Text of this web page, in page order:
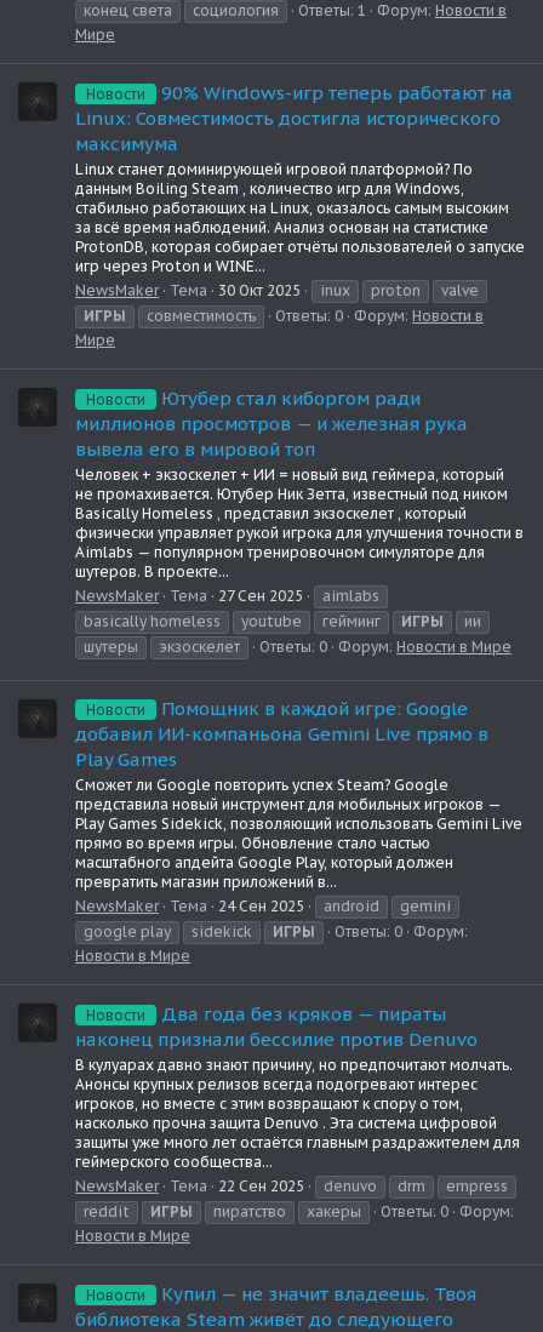
конец света
социология Ответы: 1 Форум: Новости в
Мире
Новости
90% Windows-игр теперь работают на
Linux: Совместимость достигла исторического
максимума
Linux станет доминирующей игровой платформой? По
данным Boiling Steam , количество игр для Windows,
стабильно работающих на Linux, оказалось самым высоким
за всё время наблюдений. Анализ основан на статистике
ProtonDB, которая собирает отчёты пользователей о запуске
игр через Proton и WINE...
NewsMaker
Тема 30 Окт 2025 inux proton
valve
ИГРЫ
совместимость Ответы: 0 Форум: Новости в
Мире
Новости
Ютубер стал киборгом ради
миллионов просмотров — и железная рука
вывела его в мировой топ
Человек + экзоскелет + ИИ = новый вид геймера, который
не промахивается. Ютубер Ник Зетта, известный под ником
Basically Homeless , представил экзоскелет , который
физически управляет рукой игрока для улучшения точности в
Aimlabs — популярном тренировочном симуляторе для
шутеров. В проекте...
NewsMaker
Тема 27 Сен 2025
aimlabs
basically homeless
youtube гейминг ИГРЫ
ии
шутеры
экзоскелет Ответы: 0 Форум: Новости в Мире
Новости
Помощник в каждой игре: Google
добавил ИИ-компаньона Gemini Live прямо в
Play Games
Сможет ли Google повторить успех Steam? Google
представила новый инструмент для мобильных игроков —
Play Games Sidekick, позволяющий использовать Gemini Live
прямо во время игры. Обновление стало частью
масштабного апдейта Google Play, который должен
превратить магазин приложений в...
NewsMaker
Тема 24 Сен 2025 android
gemini
google play
sidekick ИГРЫ Ответы: 0
Форум:
Новости в Мире
Новости
Два года без кряков — пираты
наконец признали бессилие против Denuvo
В кулуарах давно знают причину, но предпочитают молчать.
Анонсы крупных релизов всегда подогревают интерес
игроков, но вместе с этим возвращают к спору о том,
насколько прочна защита Denuvo . Эта система цифровой
защиты уже много лет остаётся главным раздражителем для
геймерского сообщества...
NewsMaker
Тема 22 Сен 2025 denuvo drm
empress
reddit
ИГРЫ пиратство хакеры Ответы: 0
Форум:
Новости в Мире
Новости
Купил — не значит владеешь. Твоя
библиотека Steam живёт до следующего